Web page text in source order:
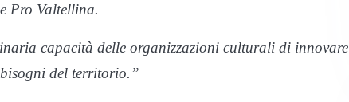
Pro Valtellina.
capacità delle organizzazioni culturali di innovare
del territorio.”